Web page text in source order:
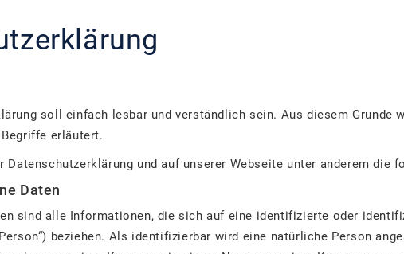
soll einfach lesbar und verständlich sein. Aus diesem Grunde
erläutert.
Datenschutzerklärung und auf unserer Webseite unter anderem die
Daten
sind alle Informationen, die sich auf eine identifizierte oder
beziehen. Als identifizierbar wird eine natürliche Person